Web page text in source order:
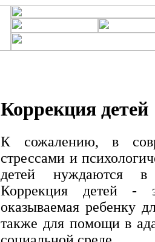
Коррекция детей
К сожалению, в
стрессами и
детей нуждаются в
Коррекция детей -
оказываемая ребенку
также для помощи в